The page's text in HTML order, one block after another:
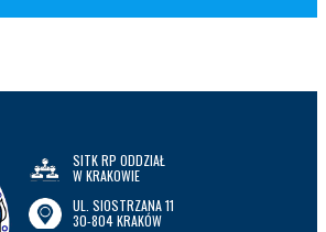
SITK RP ODDZIAŁ
W KRAKOWIE
UL. SIOSTRZANA 11
30-804 KRAKÓW